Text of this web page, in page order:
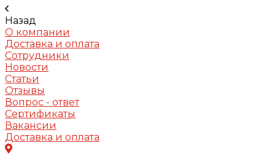
Назад
О компании
Доставка и оплата
Сотрудники
Новости
Статьи
Отзывы
Вопрос - ответ
Сертификаты
Вакансии
Доставка и оплата